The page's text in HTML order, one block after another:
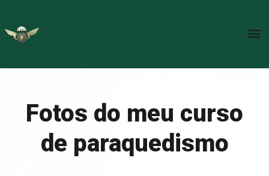
Fotos do meu curso
de paraquedismo